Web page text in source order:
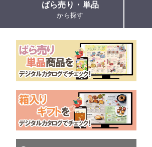
ばら売り・単品
から探す